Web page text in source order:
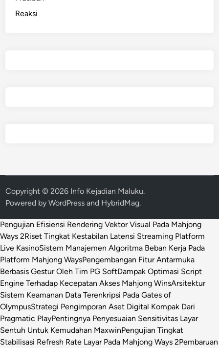
Reaksi
Copyright © 2026 Info Kejadian Maluku.
Powered byWordPress and HybridMag.
Pengujian Efisiensi Rendering Vektor Visual Pada Mahjong
Ways 2Riset Tingkat Kestabilan Latensi Streaming Platform
Live KasinoSistem Manajemen Algoritma Beban Kerja Pada
Platform Mahjong WaysPengembangan Fitur Antarmuka
Berbasis Gestur Oleh Tim PG SoftDampak Optimasi Script
Engine Terhadap Kecepatan Akses Mahjong WinsArsitektur
Sistem Keamanan Data Terenkripsi Pada Gates of
OlympusStrategi Pengimporan Aset Digital Kompak Dari
Pragmatic PlayPentingnya Penyesuaian Sensitivitas Layar
Sentuh Untuk Kemudahan MaxwinPengujian Tingkat
Stabilisasi Refresh Rate Layar Pada Mahjong Ways 2Pembaruan